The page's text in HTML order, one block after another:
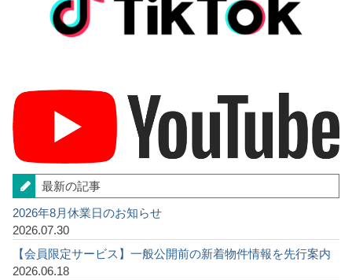
最新の記事
2026年8月休業日のお知らせ
2026.07.30
【会員限定サービス】一般公開前の新着物件情報を先行案内
2026.06.18